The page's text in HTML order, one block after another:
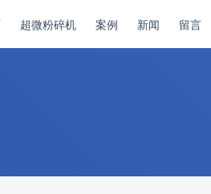
超微粉碎机 案例 新闻 留言